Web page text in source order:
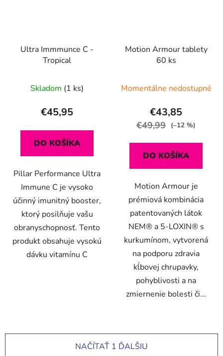
Ultra Immmunce C -
Tropical
Skladom (1 ks)
€45,95
DO KOŠÍKA
Pillar Performance Ultra
Immune C je vysoko
účinný imunitný booster,
ktorý posilňuje vašu
obranyschopnosť. Tento
produkt obsahuje vysokú
dávku vitamínu C
Motion Armour tablety
60 ks
Momentálne nedostupné
€43,85
€49,99 (–12 %)
DO KOŠÍKA
Motion Armour je
prémiová kombinácia
patentovaných látok
NEM® a 5-LOXIN® s
kurkumínom, vytvorená
na podporu zdravia
kĺbovej chrupavky,
pohyblivosti a na
zmiernenie bolesti či...
NAČÍTAŤ 1 ĎALŠIU